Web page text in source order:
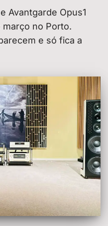
Avantgarde Opus1
março no Porto.
e só fica a